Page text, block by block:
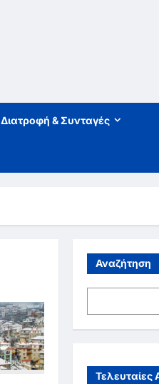
Διατροφή & Συνταγές
Αναζήτηση
Τελευταίες